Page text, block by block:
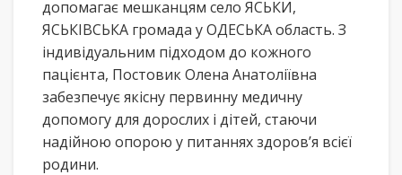
допомагає мешканцям село ЯСЬКИ,
ЯСЬКІВСЬКА громада у ОДЕСЬКА область. З
індивідуальним підходом до кожного
пацієнта, Постовик Олена Анатоліївна
забезпечує якісну первинну медичну
допомогу для дорослих і дітей, стаючи
надійною опорою у питаннях здоров’я всієї
родини.